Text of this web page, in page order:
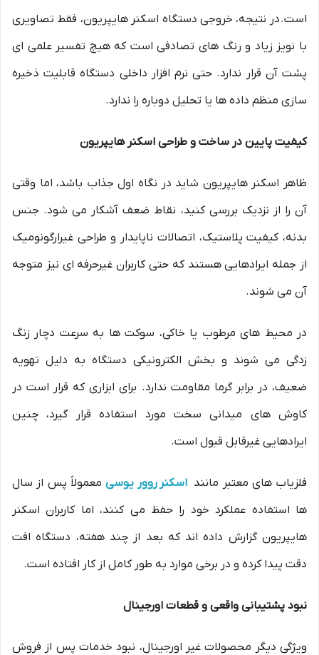
است. در نتیجه، خروجی دستگاه اسکنر هایپریون، فقط تصاویری
با نویز زیاد و رنگ های تصادفی است که هیچ تفسیر علمی ای
پشت آن قرار ندارد. حتی نرم افزار داخلی دستگاه قابلیت ذخیره
سازی منظم داده ها یا تحلیل دوباره را ندارد.
کیفیت پایین در ساخت و طراحی اسکنر هایپریون
ظاهر اسکنر هایپریون شاید در نگاه اول جذاب باشد، اما وقتی
آن را از نزدیک بررسی کنید، نقاط ضعف آشکار می شود. جنس
بدنه، کیفیت پلاستیک، اتصالات ناپایدار و طراحی غیرارگونومیک
از جمله ایرادهایی هستند که حتی کاربران غیرحرفه ای نیز متوجه
آن می شوند.
در محیط های مرطوب یا خاکی، سوکت ها به سرعت دچار زنگ
زدگی می شوند و بخش الکترونیکی دستگاه به دلیل تهویه
ضعیف، در برابر گرما مقاومت ندارد. برای ابزاری که قرار است در
کاوش های میدانی سخت مورد استفاده قرار گیرد، چنین
ایرادهایی غیرقابل قبول است.
فلزیاب های معتبر ماننداسکنر روور یوسی معمولاً پس از سال
ها استفاده عملکرد خود را حفظ می کنند، اما کاربران اسکنر
هایپریون گزارش داده اند که بعد از چند هفته، دستگاه افت
دقت پیدا کرده و در برخی موارد به طور کامل از کار افتاده است.
نبود پشتیبانی واقعی و قطعات اورجینال
ویژگی دیگر محصولات غیر اورجینال، نبود خدمات پس از فروش